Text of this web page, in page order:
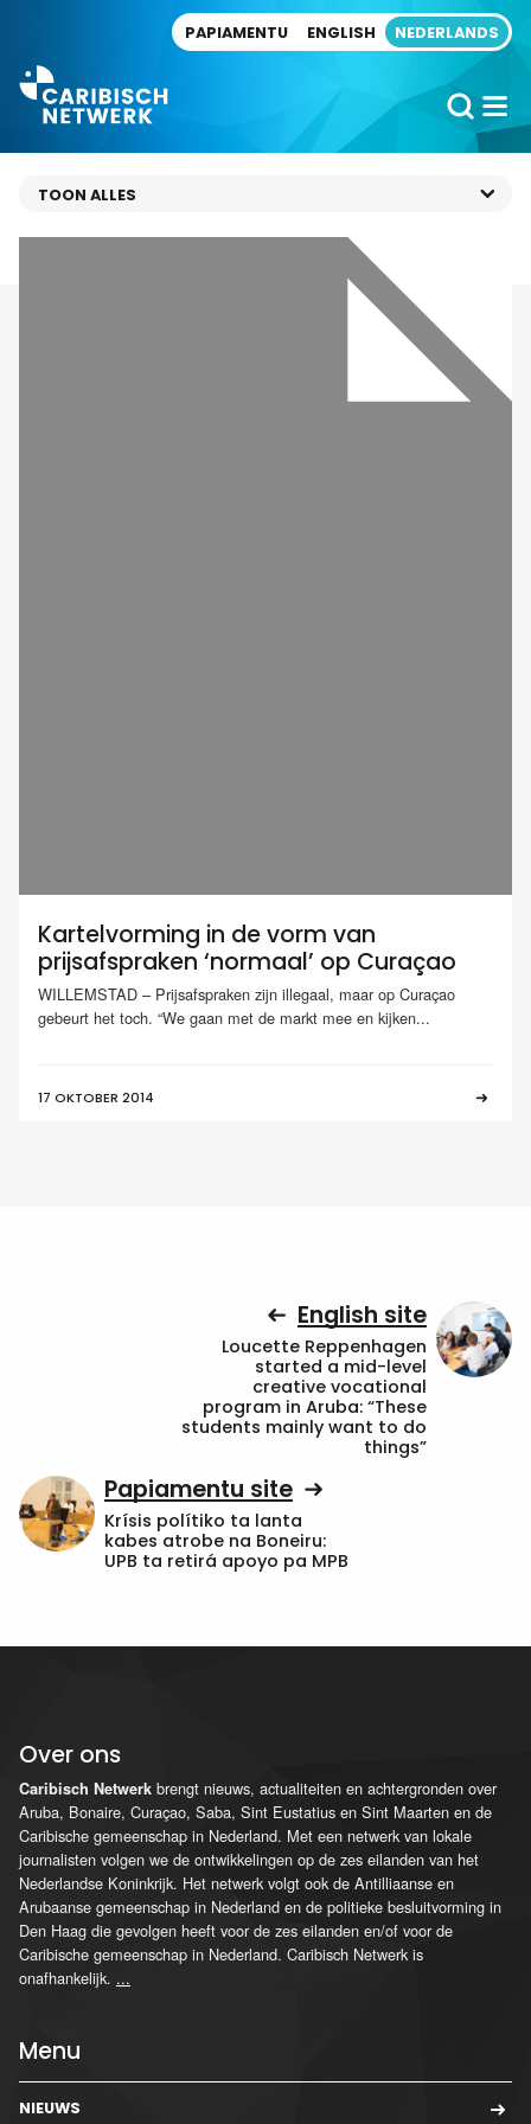
PAPIAMENTU ENGLISH NEDERLANDS
Kartelvorming in de vorm van
prijsafspraken ‘normaal’ op Curaçao
WILLEMSTAD – Prijsafspraken zijn illegaal, maar op Curaçao
gebeurt het toch. “We gaan met de markt mee en kijken...
17 OKTOBER 2014
English site
Loucette Reppenhagen
started a mid-level
creative vocational
program in Aruba: “These
students mainly want to do
things”
Papiamentu site
Krísis polítiko ta lanta
kabes atrobe na Boneiru:
UPB ta retirá apoyo pa MPB
Over ons
Caribisch Netwerk brengt nieuws, actualiteiten en achtergronden over
Aruba, Bonaire, Curaçao, Saba, Sint Eustatius en Sint Maarten en de
Caribische gemeenschap in Nederland. Met een netwerk van lokale
journalisten volgen we de ontwikkelingen op de zes eilanden van het
Nederlandse Koninkrijk. Het netwerk volgt ook de Antilliaanse en
Arubaanse gemeenschap in Nederland en de politieke besluitvorming in
Den Haag die gevolgen heeft voor de zes eilanden en/of voor de
Caribische gemeenschap in Nederland. Caribisch Netwerk is
onafhankelijk. ...
Menu
NIEUWS